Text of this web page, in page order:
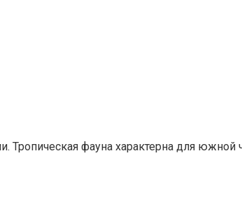
фауна характерна для южной